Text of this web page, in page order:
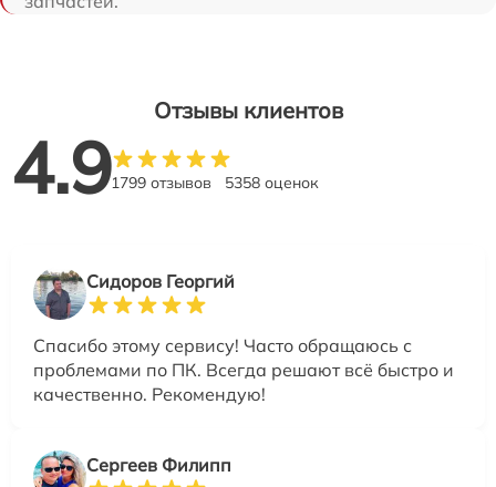
Отзывы клиентов
4.91799 отзывов 5358 оценок
Сидоров Георгий
Спасибо этому сервису! Часто обращаюсь с
проблемами по ПК. Всегда решают всё быстро и
качественно. Рекомендую!
Сергеев Филипп